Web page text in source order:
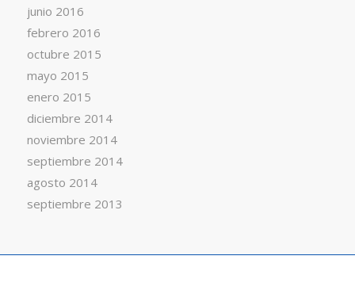
junio 2016
febrero 2016
octubre 2015
mayo 2015
enero 2015
diciembre 2014
noviembre 2014
septiembre 2014
agosto 2014
septiembre 2013